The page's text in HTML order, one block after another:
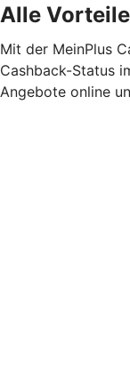
Alle
Mit der MeinPlus
Cashback-Status
Angebote online